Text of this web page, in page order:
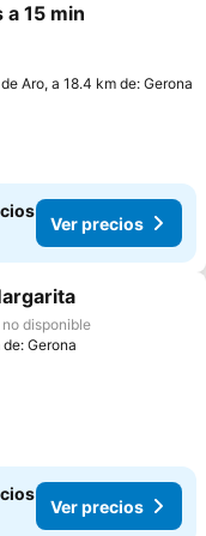
favoritos
15 min
Aro, a 18.4 km de: Gerona
Ver precios
disponible
Gerona
Ver precios